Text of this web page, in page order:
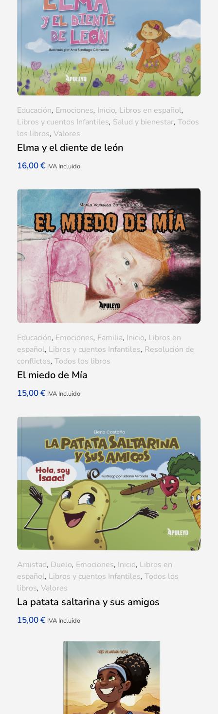
Elma y el diente de león
16,00€ IVA Incluido
Educación, Emociones, Inicio, Libros en español,
Libros y cuentos Infantiles, Salud y bienestar, Todos
los libros, Valores
El miedo de Mía
15,00€ IVA Incluido
Educación, Emociones, Familia, Inicio, Libros en
español, Libros y cuentos Infantiles, Resolución de
conflictos, Todos los libros
La patata saltarina y sus amigos
15,00€ IVA Incluido
Amistad, Duelo, Emociones, Inicio, Libros en
español, Libros y cuentos Infantiles, Todos los
libros, Valores